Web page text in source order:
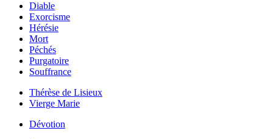
Diable
Exorcisme
Hérésie
Mort
Péchés
Purgatoire
Souffrance
Thérèse de Lisieux
Vierge Marie
Dévotion